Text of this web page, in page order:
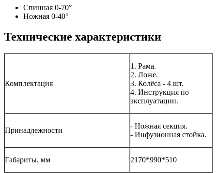
Спинная 0-70°
Ножная 0-40°
Технические характеристики
Комплектация
1. Рама.
2. Ложе.
3. Колёса - 4 шт.
4. Инструкция по
эксплуатации.
Принадлежности
- Ножная секция.
- Инфузионная стойка.
Габариты, мм 2170*990*510